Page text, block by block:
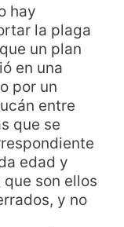
hay
la plaga
un plan
en una
por un
entre
que se
edad y
son ellos
y no